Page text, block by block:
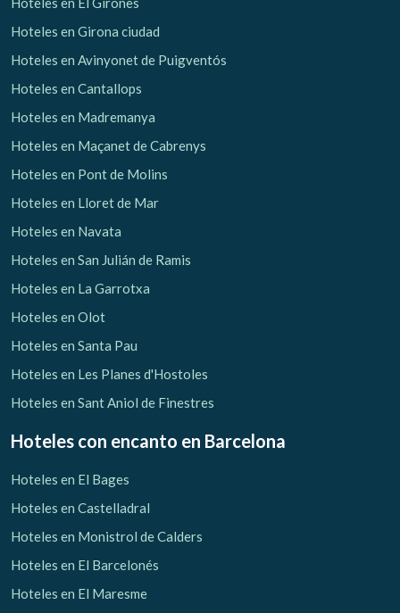
Hoteles en Girona ciudad
Hoteles en Avinyonet de Puigventós
Hoteles en Cantallops
Hoteles en Madremanya
Hoteles en Maçanet de Cabrenys
Hoteles en Pont de Molins
Hoteles en Lloret de Mar
Hoteles en Navata
Hoteles en San Julián de Ramis
Hoteles en La Garrotxa
Hoteles en Olot
Hoteles en Santa Pau
Hoteles en Les Planes d'Hostoles
Hoteles en Sant Aniol de Finestres
Hoteles con encanto en Barcelona
Hoteles en El Bages
Hoteles en Castelladral
Hoteles en Monistrol de Calders
Hoteles en El Barcelonés
Hoteles en El Maresme